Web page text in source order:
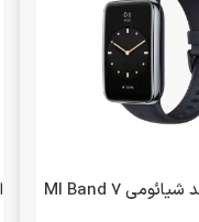
ساعت هوشمند شیائومی MI Band 7